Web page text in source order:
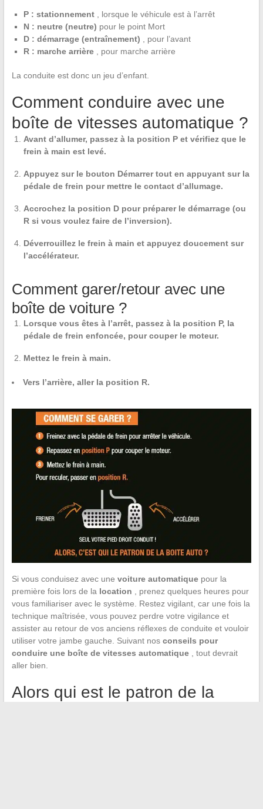
P : stationnement, lorsque le véhicule est à l’arrêt
N : neutre (neutre) pour le point Mort
D : démarrage (entraînement) , pour l’avant
R : marche arrière, pour marche arrière
La conduite est donc un jeu d’enfant.
Comment conduire avec une
boîte de vitesses automatique ?
Avant d’allumer, passez à la position P et vérifiez que le
frein à main est levé.
Appuyez sur le bouton Démarrer tout en appuyant sur la
pédale de frein pour mettre le contact d’allumage.
Accrochez la position D pour préparer le démarrage (ou
R si vous voulez faire de l’inversion).
Déverrouillez le frein à main et appuyez doucement sur
l’accélérateur.
Comment garer/retour avec une
boîte de voiture ?
Lorsque vous êtes à l’arrêt, passez à la position P, la
pédale de frein enfoncée, pour couper le moteur.
Mettez le frein à main.
Vers l’arrière, aller la position R.
Si vous conduisez avec une voiture automatiquepour la
première fois lors de la location , prenez quelques heures pour
vous familiariser avec le système. Restez vigilant, car une fois la
technique maîtrisée, vous pouvez perdre votre vigilance et
assister au retour de vos anciens réflexes de conduite et vouloir
utiliser votre jambe gauche. Suivant nos conseils pour
conduire une boîte de vitesses automatique, tout devrait
aller bien.
Alors qui est le patron de la